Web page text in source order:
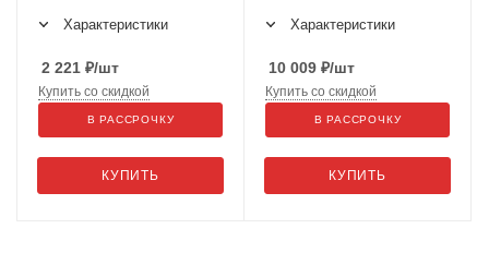
Характеристики
2 221 ₽/шт
КУПИТЬ
Купить со скидкой
В РАССРОЧКУ
Характеристики
10 009 ₽/шт
КУПИТЬ
Купить со скидкой
В РАССРОЧКУ